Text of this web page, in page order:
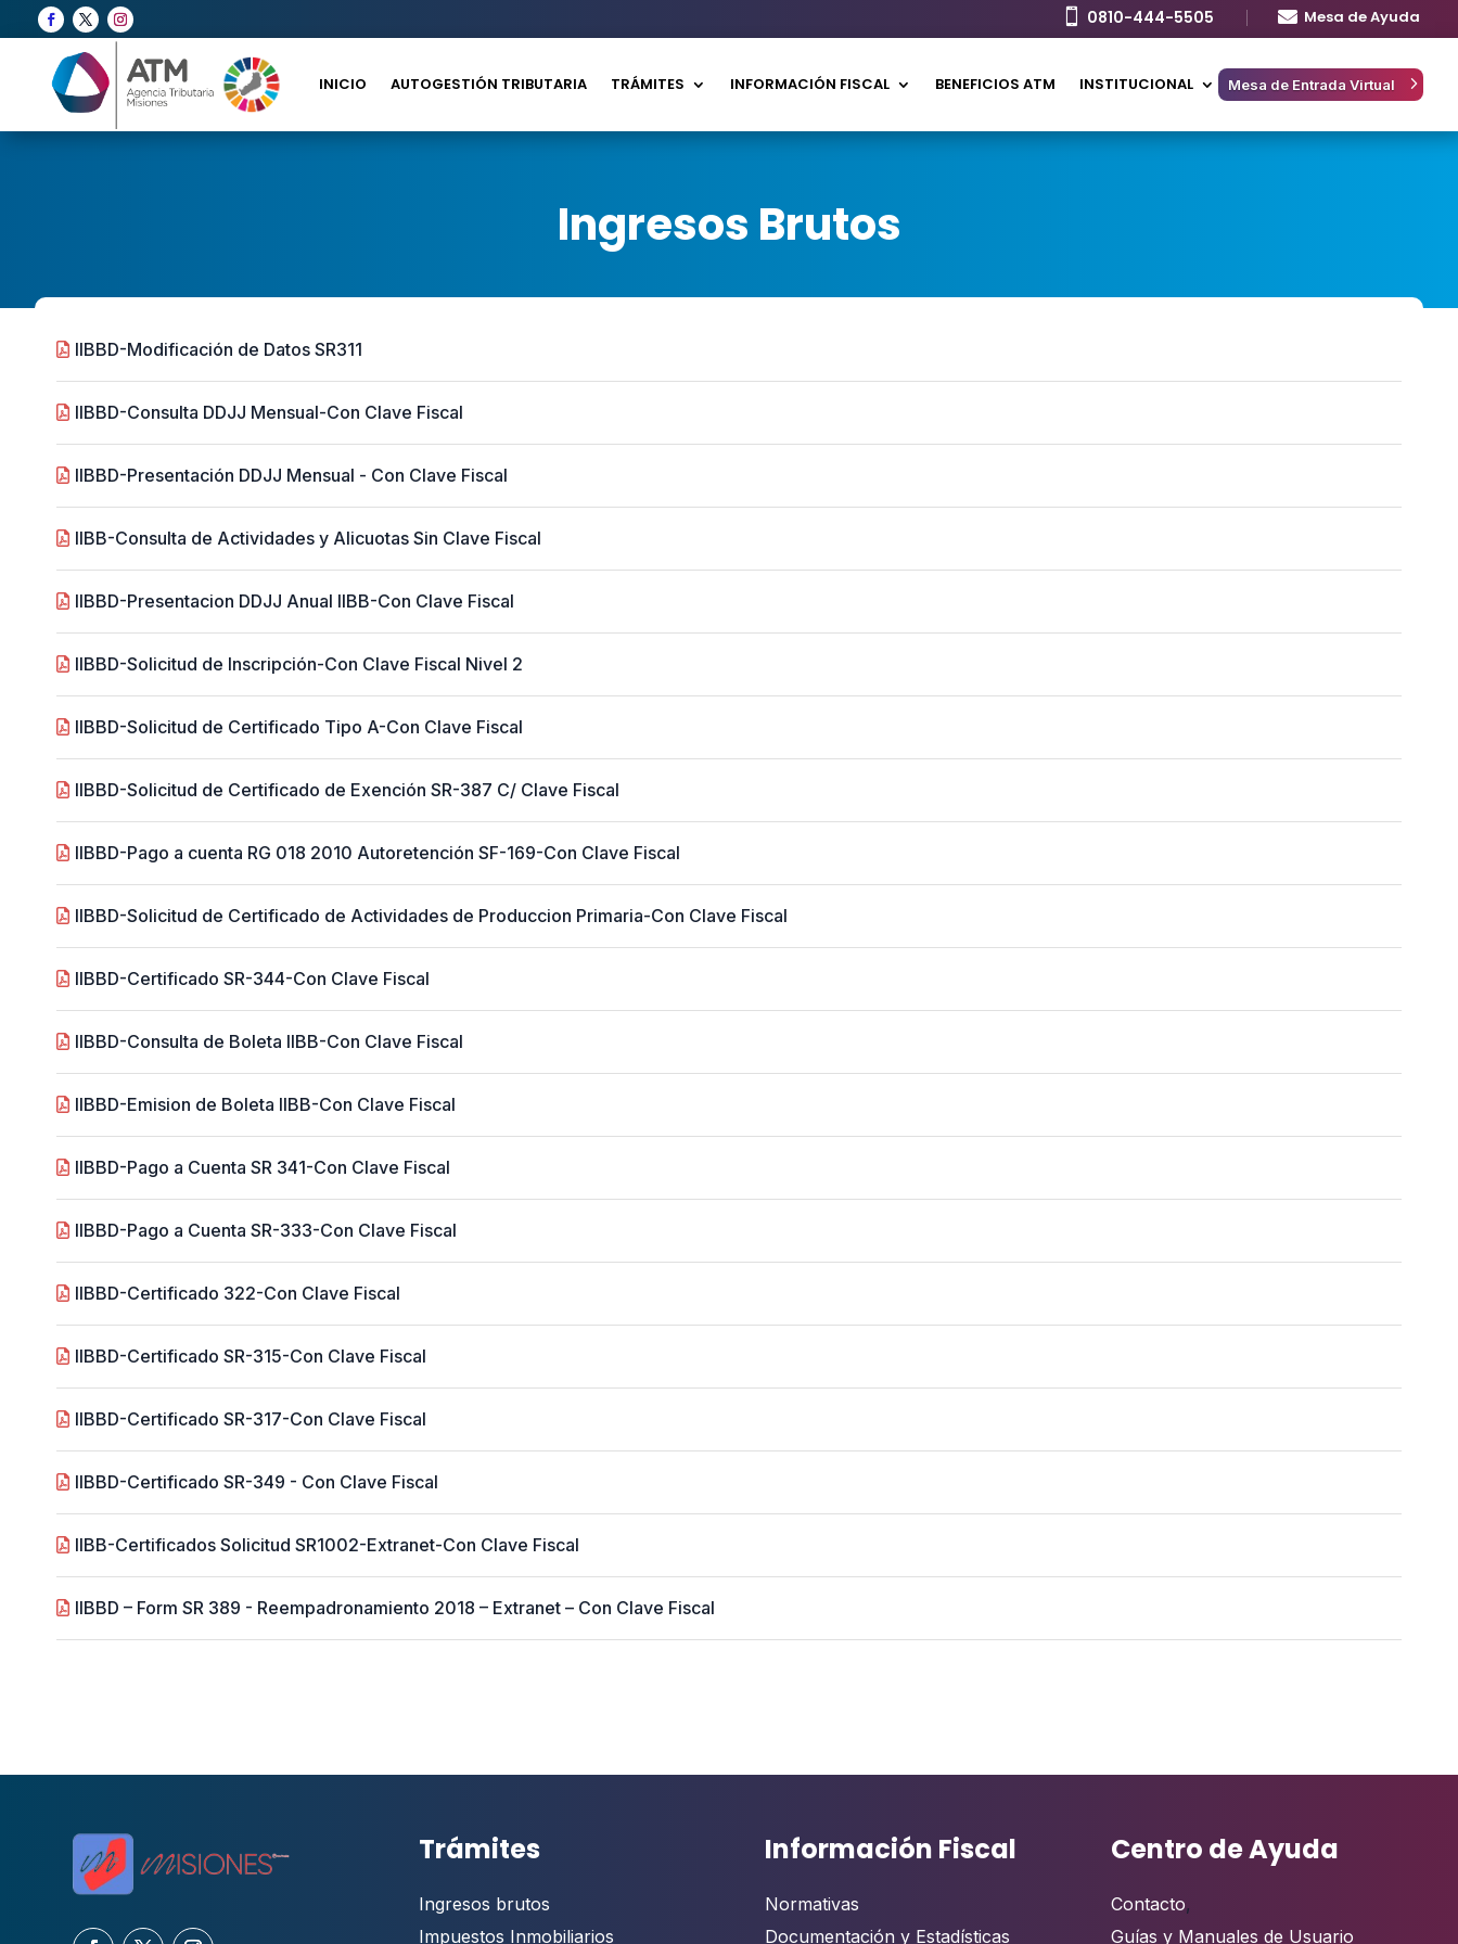
 0810-444-5505  Mesa de Ayuda
INICIO AUTOGESTIÓN TRIBUTARIA TRÁMITES INFORMACIÓN FISCAL BENEFICIOS ATM INSTITUCIONAL Mesa de Entrada Virtual
Ingresos Brutos
IIBBD-Modificación de Datos SR311
IIBBD-Consulta DDJJ Mensual-Con Clave Fiscal
IIBBD-Presentación DDJJ Mensual - Con Clave Fiscal
IIBB-Consulta de Actividades y Alicuotas Sin Clave Fiscal
IIBBD-Presentacion DDJJ Anual IIBB-Con Clave Fiscal
IIBBD-Solicitud de Inscripción-Con Clave Fiscal Nivel 2
IIBBD-Solicitud de Certificado Tipo A-Con Clave Fiscal
IIBBD-Solicitud de Certificado de Exención SR-387 C/ Clave Fiscal
IIBBD-Pago a cuenta RG 018 2010 Autoretención SF-169-Con Clave Fiscal
IIBBD-Solicitud de Certificado de Actividades de Produccion Primaria-Con Clave Fiscal
IIBBD-Certificado SR-344-Con Clave Fiscal
IIBBD-Consulta de Boleta IIBB-Con Clave Fiscal
IIBBD-Emision de Boleta IIBB-Con Clave Fiscal
IIBBD-Pago a Cuenta SR 341-Con Clave Fiscal
IIBBD-Pago a Cuenta SR-333-Con Clave Fiscal
IIBBD-Certificado 322-Con Clave Fiscal
IIBBD-Certificado SR-315-Con Clave Fiscal
IIBBD-Certificado SR-317-Con Clave Fiscal
IIBBD-Certificado SR-349 - Con Clave Fiscal
IIBB-Certificados Solicitud SR1002-Extranet-Con Clave Fiscal
IIBBD – Form SR 389 - Reempadronamiento 2018 – Extranet – Con Clave Fiscal
Trámites
Ingresos brutos
Impuestos Inmobiliarios
Información Fiscal
Normativas
Documentación y Estadísticas
Centro de Ayuda
Contacto,
Guías y Manuales de Usuario